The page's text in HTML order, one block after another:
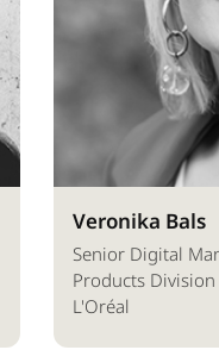
Veronika Bals
Senior Digital
Products Division
L'Oréal